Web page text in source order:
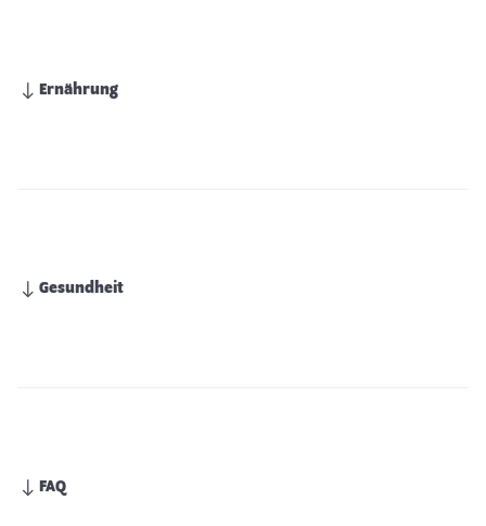
Ernährung
Gesundheit
FAQ